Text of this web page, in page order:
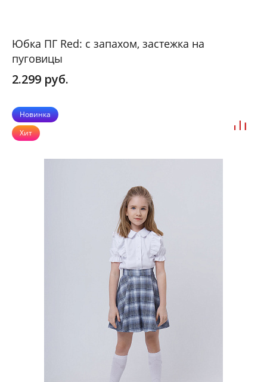
Юбка ПГ Red: с запахом, застежка на
пуговицы
2.299 руб.
Новинка
Хит